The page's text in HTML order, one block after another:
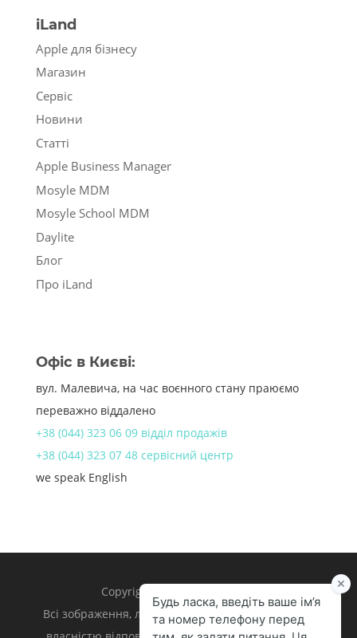
iLand
Apple для бізнесу
Магазин
Сервіс
Новини
Статті
Apple Business Manager
Mosyle MDM
Mosyle School MDM
Daylite
Блог
Про iLand
Офіс в Києві:
вул. Малевича, на час воєнного стану праюємо
переважно віддалено
+38 (044) 323 06 09 відділ продажів
+38 (044) 323 07 48 сервісний центр
we speak English
Copyright 1998 – 2024 iLand.
Всі зображення, логотипи та торгівельні марки є